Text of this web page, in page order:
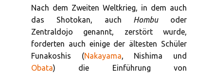
Nach dem Zweiten Weltkrieg, in dem auch
das Shotokan, auch Hombuoder
Zentraldojo genannt, zerstört wurde,
forderten auch einige der ältesten Schüler
Funakoshis (Nakayama, Nishima und
Obata) die Einführung von